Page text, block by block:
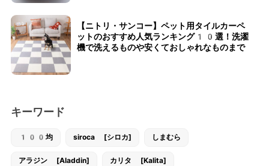
【ニトリ・サンコー】ペット用タイルカーペ
ットのおすすめ人気ランキング10選！洗濯
機で洗えるものや安くておしゃれなものまで
キーワード
100均 siroca [シロカ] しまむら
アラジン [Aladdin] カリタ [Kalita]